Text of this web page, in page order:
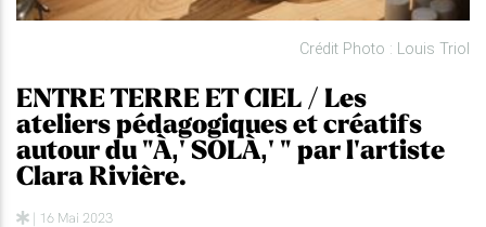
Crédit Photo : Louis Triol
ENTRE TERRE ET CIEL / Les
ateliers pédagogiques et créatifs
autour du "À‚' SOLÀ‚' " par l'artiste
Clara Rivière.
| 16 Mai 2023